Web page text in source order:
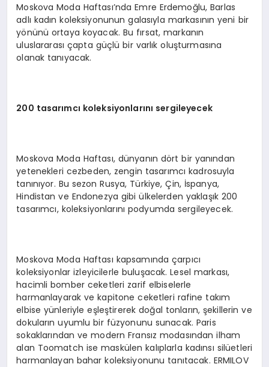
Moskova Moda Haftası’nda Emre Erdemoğlu, Barlas
adlı kadın koleksiyonunun galasıyla markasının yeni bir
yönünü ortaya koyacak. Bu fırsat, markanın
uluslararası çapta güçlü bir varlık oluşturmasına
olanak tanıyacak.
200 tasarımcı koleksiyonlarını sergileyecek
Moskova Moda Haftası, dünyanın dört bir yanından
yetenekleri cezbeden, zengin tasarımcı kadrosuyla
tanınıyor. Bu sezon Rusya, Türkiye, Çin, İspanya,
Hindistan ve Endonezya gibi ülkelerden yaklaşık 200
tasarımcı, koleksiyonlarını podyumda sergileyecek.
Moskova Moda Haftası kapsamında çarpıcı
koleksiyonlar izleyicilerle buluşacak. Lesel markası,
hacimli bomber ceketleri zarif elbiselerle
harmanlayarak ve kapitone ceketleri rafine takım
elbise yünleriyle eşleştirerek doğal tonların, şekillerin ve
dokuların uyumlu bir füzyonunu sunacak. Paris
sokaklarından ve modern Fransız modasından ilham
alan Toomatch ise maskülen kalıplarla kadınsı silüetleri
harmanlayan bahar koleksiyonunu tanıtacak. ERMILOV